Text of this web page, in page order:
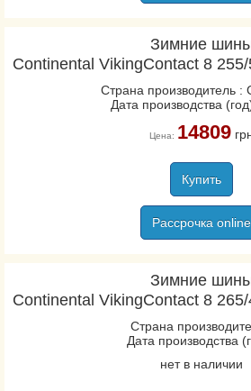
Зимние
Continental VikingContact 8
Страна производитель :
Дата производства
Цена: 14809
Купить
Рассрочка online
Зимние
Continental VikingContact 8
Страна
Дата производства
нет в наличии